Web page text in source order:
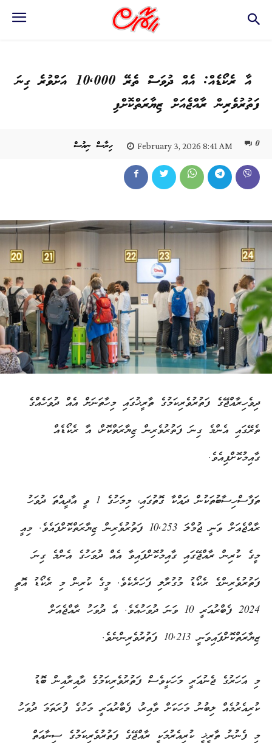
އާ ރެކޯޑެއް: އެއް ދުވަސް ތެރޭ 10,000 އަށްވުރެ ގިނަ
ފަތުރުވެރިން ރާއްޖެއަށް ޒިޔާރަތްކޮށްފި
ހިރާސް ނިއުސް February 3, 2026 8:41 AM 0
ދިވެހިރާއްޖޭގެ ފަތުރުވެރިކަމުގެ ތާރީޚުގައި މިހާތަނަށް އެއް ދުވަހެއްގެ
ތެރޭގައި އެންމެ ގިނަ ފަތުރުވެރިން ޒިޔާރަތްކޮށް، އާ ރެކޯޑެއް
ގާއިމުކޮށްފިއެވެ.
ތަފާސްހިސާބުތަކުން ދައްކާ ގޮތުގައި، މިމަހުގެ 1 ވީ އާދީއްތަ ދުވަހު
ރާއްޖެއަށް ވަނީ ޖުމްލަ 10,253 ފަތުރުވެރިން ޒިޔާރަތްކޮށްފައެވެ. މިއީ
މީގެ ކުރިން ރާއްޖޭގައި ގާއިމުކޮށްފައިވާ އެއް ދުވަހުގެ އެންމެ ގިނަ
ފަތުރުވެރިންގެ ރެކޯޑު މުގުރާލި ފަހަރެކެވެ. މީގެ ކުރިން މި ރެކޯޑު އޮތީ
2024 ފެބްރުއަރީ 10 ވަނަ ދުވަހުއެވެ. އެ ދުވަހު ރާއްޖެއަށް
ޒިޔާރަތްކޮށްފައިވަނީ 10,213 ފަތުރުވެރިންނެވެ.
މި އަހަރުގެ ޖެނުއަރީ މަހަކީވެސް ފަތުރުވެރިކަމުގެ ދާއިރާއިން ބޮޑު
ކުރިއެރުމެއް ލިބުނު މަހަކަށް ވާއިރު، ފެބްރުއަރީ މަހުގެ ފުރަތަމަ ދުވަހު
މި ފެނުނު ތާރީޚީ ކުރިއެރުމަކީ ރާއްޖޭގެ ފަތުރުވެރިކަމުގެ ސިނާއަތް